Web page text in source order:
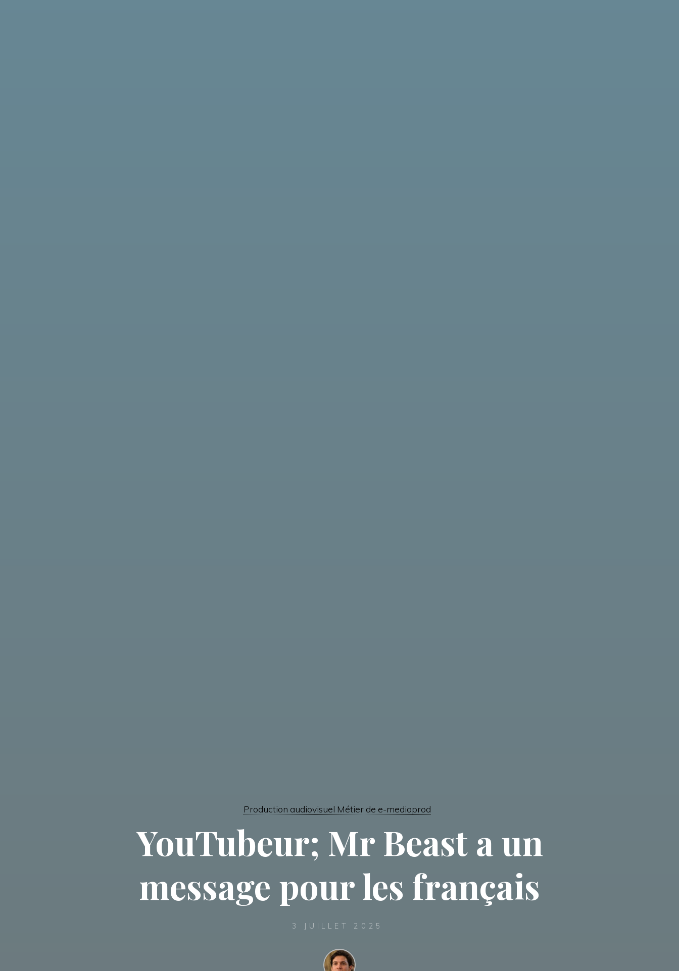
Production audiovisuel Métier de e-mediaprod
YouTubeur; Mr Beast a un
message pour les français
3 JUILLET 2025